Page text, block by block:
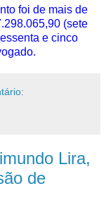
foi de mais de
(sete
e cinco
Lira,
de